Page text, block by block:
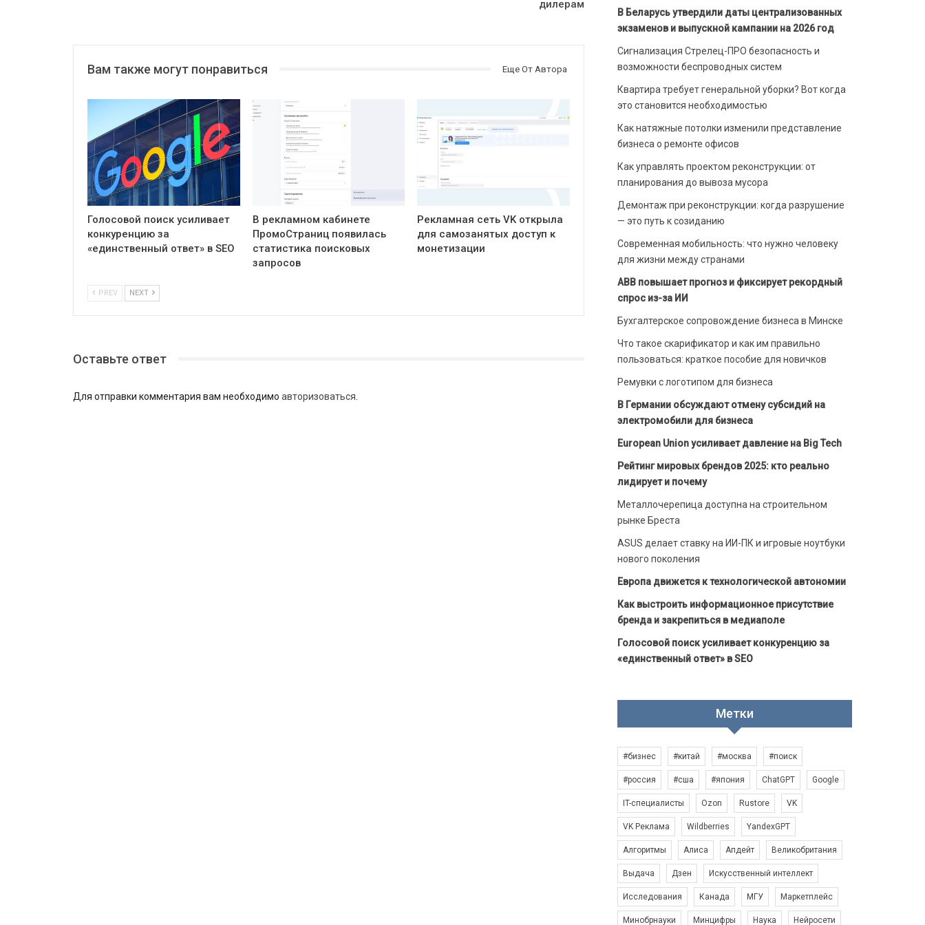
дилерам
Вам также могут понравиться Еще От Автора
Голосовой поиск усиливает
конкуренцию за
«единственный ответ» в SEO
В рекламном кабинете
ПромоСтраниц появилась
статистика поисковых
запросов
Рекламная сеть VK открыла
для самозанятых доступ к
монетизации
PREV NEXT
Оставьте ответ
Для отправки комментария вам необходимо авторизоваться
В Беларусь утвердили даты централизованных
экзаменов и выпускной кампании на 2026 год
Сигнализация Стрелец-ПРО безопасность и
возможности беспроводных систем
Квартира требует генеральной уборки? Вот когда
это становится необходимостью
Как натяжные потолки изменили представление
бизнеса о ремонте офисов
Как управлять проектом реконструкции: от
планирования до вывоза мусора
Демонтаж при реконструкции: когда разрушение
— это путь к созиданию
Современная мобильность: что нужно человеку
для жизни между странами
ABB повышает прогноз и фиксирует рекордный
спрос из-за ИИ
Бухгалтерское сопровождение бизнеса в Минске
Что такое скарификатор и как им правильно
пользоваться: краткое пособие для новичков
Ремувки с логотипом для бизнеса
В Германии обсуждают отмену субсидий на
электромобили для бизнеса
European Union усиливает давление на Big Tech
Рейтинг мировых брендов 2025: кто реально
лидирует и почему
Металлочерепица доступна на строительном
рынке Бреста
ASUS делает ставку на ИИ-ПК и игровые ноутбуки
нового поколения
Европа движется к технологической автономии
Как выстроить информационное присутствие
бренда и закрепиться в медиаполе
Голосовой поиск усиливает конкуренцию за
«единственный ответ» в SEO
Метки
#бизнес #китай #москва #поиск
#россия #сша #япония ChatGPT Google
IT-специалисты Ozon Rustore VK
VK Реклама Wildberries YandexGPT
Алгоритмы Алиса Апдейт Великобритания
Выдача Дзен Искусственный интеллект
Исследования Канада МГУ Маркетплейс
Минобрнауки Минцифры Наука Нейросети